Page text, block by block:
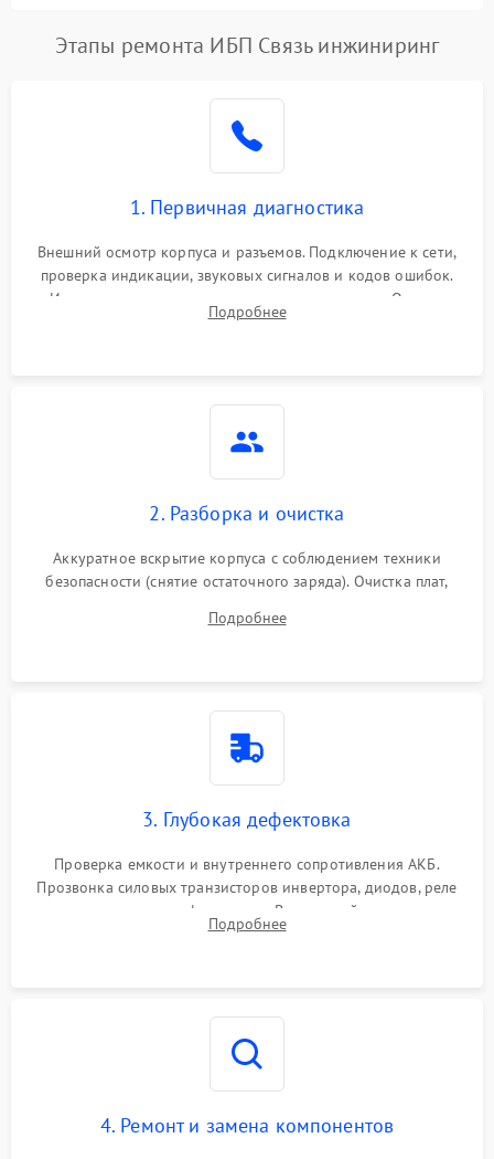
Этапы ремонта ИБП Связь инжиниринг
1. Первичная диагностика
Внешний осмотр корпуса и разъемов. Подключение к сети,
проверка индикации, звуковых сигналов и кодов ошибок.
Измерение входного и выходного напряжения. Оценка
реакции ИБП на отключение основного питания без
Подробнее
2. Разборка и очистка
Аккуратное вскрытие корпуса с соблюдением техники
безопасности (снятие остаточного заряда). Очистка плат,
и кистей для предотвращения перегрева и замыканий.
Подробнее
3. Глубокая дефектовка
Проверка емкости и внутреннего сопротивления АКБ.
Прозвонка силовых транзисторов инвертора, диодов, реле
переключения и трансформатора. Визуальный поиск вздутых
конденсаторов и прогаров на печатной плате.
Подробнее
4. Ремонт и замена компонентов